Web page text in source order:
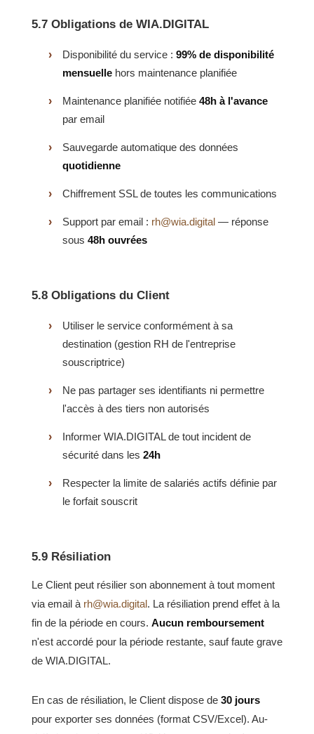
5.7 Obligations de WIA.DIGITAL
Disponibilité du service : 99% de disponibilité
mensuellehors maintenance planifiée
Maintenance planifiée notifiée 48h à l'avance
par email
Sauvegarde automatique des données
quotidienne
Chiffrement SSL de toutes les communications
Support par email : rh@wia.digital— réponse
sous 48h ouvrées
5.8 Obligations du Client
Utiliser le service conformément à sa
destination (gestion RH de l'entreprise
souscriptrice)
Ne pas partager ses identifiants ni permettre
l'accès à des tiers non autorisés
Informer WIA.DIGITAL de tout incident de
sécurité dans les 24h
Respecter la limite de salariés actifs définie par
le forfait souscrit
5.9 Résiliation
Le Client peut résilier son abonnement à tout moment
via email à rh@wia.digital. La résiliation prend effet à la
fin de la période en cours. Aucun remboursement
n'est accordé pour la période restante, sauf faute grave
de WIA.DIGITAL.
En cas de résiliation, le Client dispose de 30 jours
pour exporter ses données (format CSV/Excel). Au-